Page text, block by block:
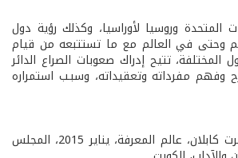
المتحدة وروسيا لأوراسيا، وكذلك رؤية دول
وحتى في العالم مع ما تستتبعه من قيام
تتيح إدراك صعوبات الصراع الدائر
وفهم مفرداته وتعقيداته، وسبـب استمراره
- انتقام الجغرافية، روبرت كابلان، عالم المعرفة، يناير 2015، المجلس